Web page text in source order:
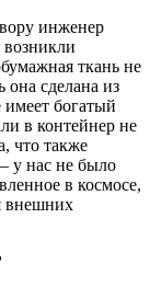
инженер
ткань не
она сделана из
имеет богатый
в контейнер не
что также
у нас не было
в космосе,
внешних